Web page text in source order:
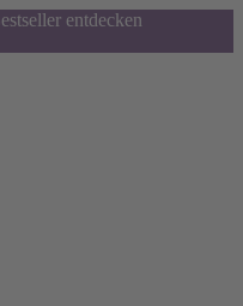
entdecken